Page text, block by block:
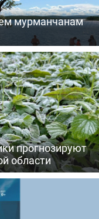
мурманчанам
прогнозируют
области